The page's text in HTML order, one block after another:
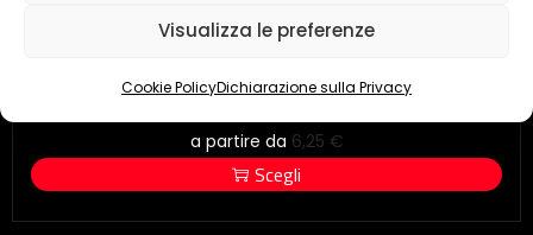
Visualizza le preferenze
Cookie PolicyDichiarazione sulla Privacy
a partire da 6,25 €
Scegli